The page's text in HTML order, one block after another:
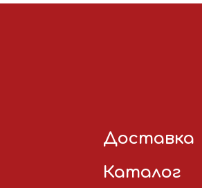
Доставка
Каталог